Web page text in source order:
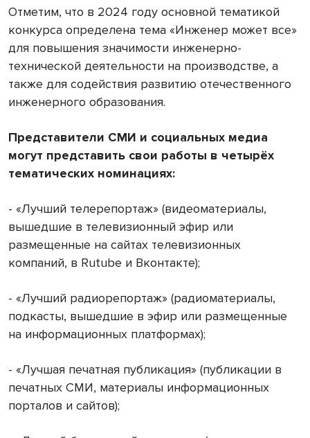
Отметим, что в 2024 году основной тематикой
конкурса определена тема «Инженер может все»
для повышения значимости инженерно-
технической деятельности на производстве, а
также для содействия развитию отечественного
инженерного образования.
Представители СМИ и социальных медиа
могут представить свои работы в четырёх
тематических номинациях:
- «Лучший телерепортаж» (видеоматериалы,
вышедшие в телевизионный эфир или
размещенные на сайтах телевизионных
компаний, в Rutube и Вконтакте);
- «Лучший радиорепортаж» (радиоматериалы,
подкасты, вышедшие в эфир или размещенные
на информационных платформах);
- «Лучшая печатная публикация» (публикации в
печатных СМИ, материалы информационных
порталов и сайтов);